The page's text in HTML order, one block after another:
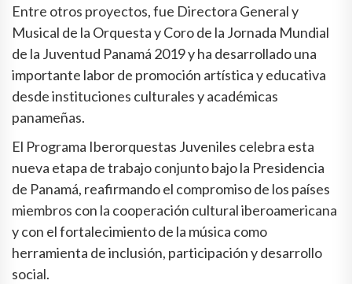
Entre otros proyectos, fue Directora General y
Musical de la Orquesta y Coro de la Jornada Mundial
de la Juventud Panamá 2019 y ha desarrollado una
importante labor de promoción artística y educativa
desde instituciones culturales y académicas
panameñas.
El Programa Iberorquestas Juveniles celebra esta
nueva etapa de trabajo conjunto bajo la Presidencia
de Panamá, reafirmando el compromiso de los países
miembros con la cooperación cultural iberoamericana
y con el fortalecimiento de la música como
herramienta de inclusión, participación y desarrollo
social.